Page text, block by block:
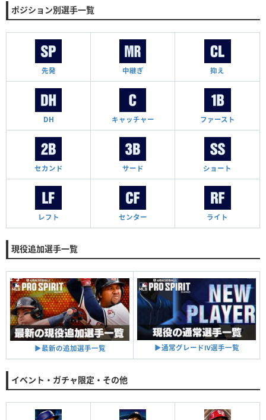
ポジション別選手一覧
先発 中継ぎ 抑え
DH キャッチャー ファースト
セカンド サード ショート
レフト センター ライト
現役追加選手一覧
▶︎最新の追加選手一覧 ▶︎通常グレードⅣ選手一覧
イベント・ガチャ限定・その他